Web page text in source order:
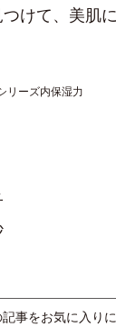
つけて、美肌
リーズ内保湿力
記事をお気に入り